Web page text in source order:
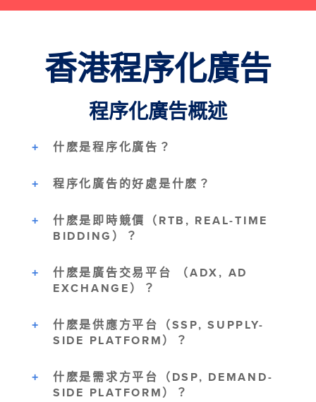
香港程序化廣告
程序化廣告概述
什麽是程序化廣告？
程序化廣告的好處是什麽？
什麽是即時競價（RTB, REAL-TIME
BIDDING）？
什麽是廣告交易平台 （ADX, AD
EXCHANGE）？
什麽是供應方平台（SSP, SUPPLY-
SIDE PLATFORM）？
什麽是需求方平台（DSP, DEMAND-
SIDE PLATFORM）？